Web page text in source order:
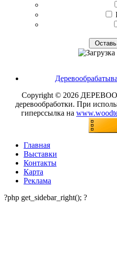
Copyright © 2026
деревообработки. При
гиперссылка на
Главная
Выставки
Контакты
Карта
Реклама
?php get_sidebar_right(); ?